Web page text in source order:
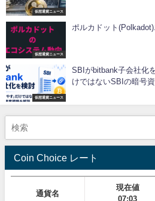
仮想通貨ニュース
仮想通貨ニュース
ポルカドット
仮想通貨ニュース
SBIがbitbank子会社化
けではないSBIの暗号
Coin Choice レート
通貨名
現在値
07:03